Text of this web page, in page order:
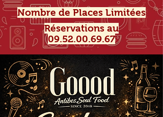
Nombre de Places Limitées
Réservations au
09.52.00.69.67